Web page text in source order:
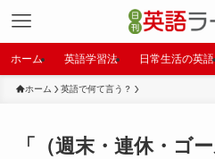
ホーム 英語学習法 日常生活の英語
ホーム 英語で何て言う？
「（週末・連休・ゴ